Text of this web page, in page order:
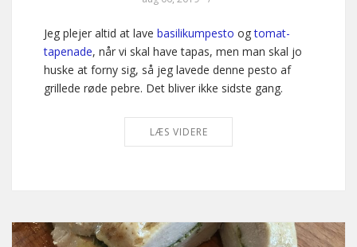
Jeg plejer altid at lave basilikumpesto ogtomat-
tapenade, når vi skal have tapas, men man skal jo
huske at forny sig, så jeg lavede denne pesto af
grillede røde pebre. Det bliver ikke sidste gang.
LÆS VIDERE